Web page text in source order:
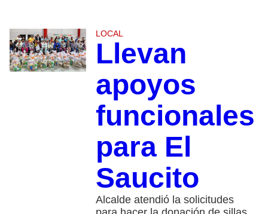
LOCAL
Llevan
apoyos
funcionales
para El
Saucito
Alcalde atendió la solicitudes